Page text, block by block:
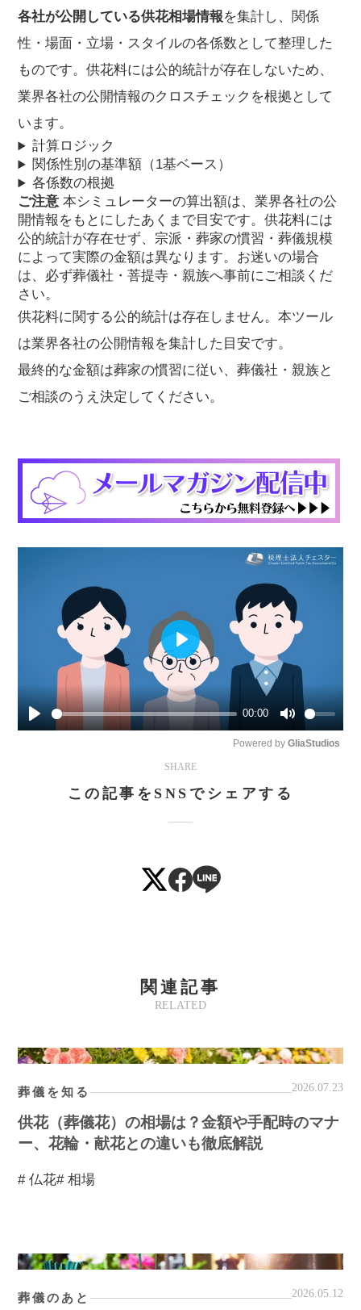
各社が公開している供花相場情報を集計し、関係
性・場面・立場・スタイルの各係数として整理した
ものです。供花料には公的統計が存在しないため、
業界各社の公開情報のクロスチェックを根拠として
います。
計算ロジック
関係性別の基準額（1基ベース）
各係数の根拠
ご注意 本シミュレーターの算出額は、業界各社の公
開情報をもとにしたあくまで目安です。供花料には
公的統計が存在せず、宗派・葬家の慣習・葬儀規模
によって実際の金額は異なります。お迷いの場合
は、必ず葬儀社・菩提寺・親族へ事前にご相談くだ
さい。
供花料に関する公的統計は存在しません。本ツール
は業界各社の公開情報を集計した目安です。
最終的な金額は葬家の慣習に従い、葬儀社・親族と
ご相談のうえ決定してください。
Play
00:00
Mute
Play
Powered by GliaStudios
SHARE
この記事をSNSでシェアする
RELATED
関連記事
葬儀を知る 2026.07.23
供花（葬儀花）の相場は？金額や手配時のマナ
ー、花輪・献花との違いも徹底解説
# 仏花# 相場
葬儀のあと 2026.05.12